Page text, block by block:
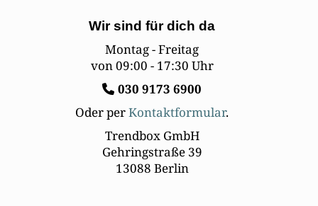
Wir sind für dich da
Montag - Freitag
von 09:00 - 17:30 Uhr
030 9173 6900
Oder perKontaktformular.
Trendbox GmbH
Gehringstraße 39
13088 Berlin